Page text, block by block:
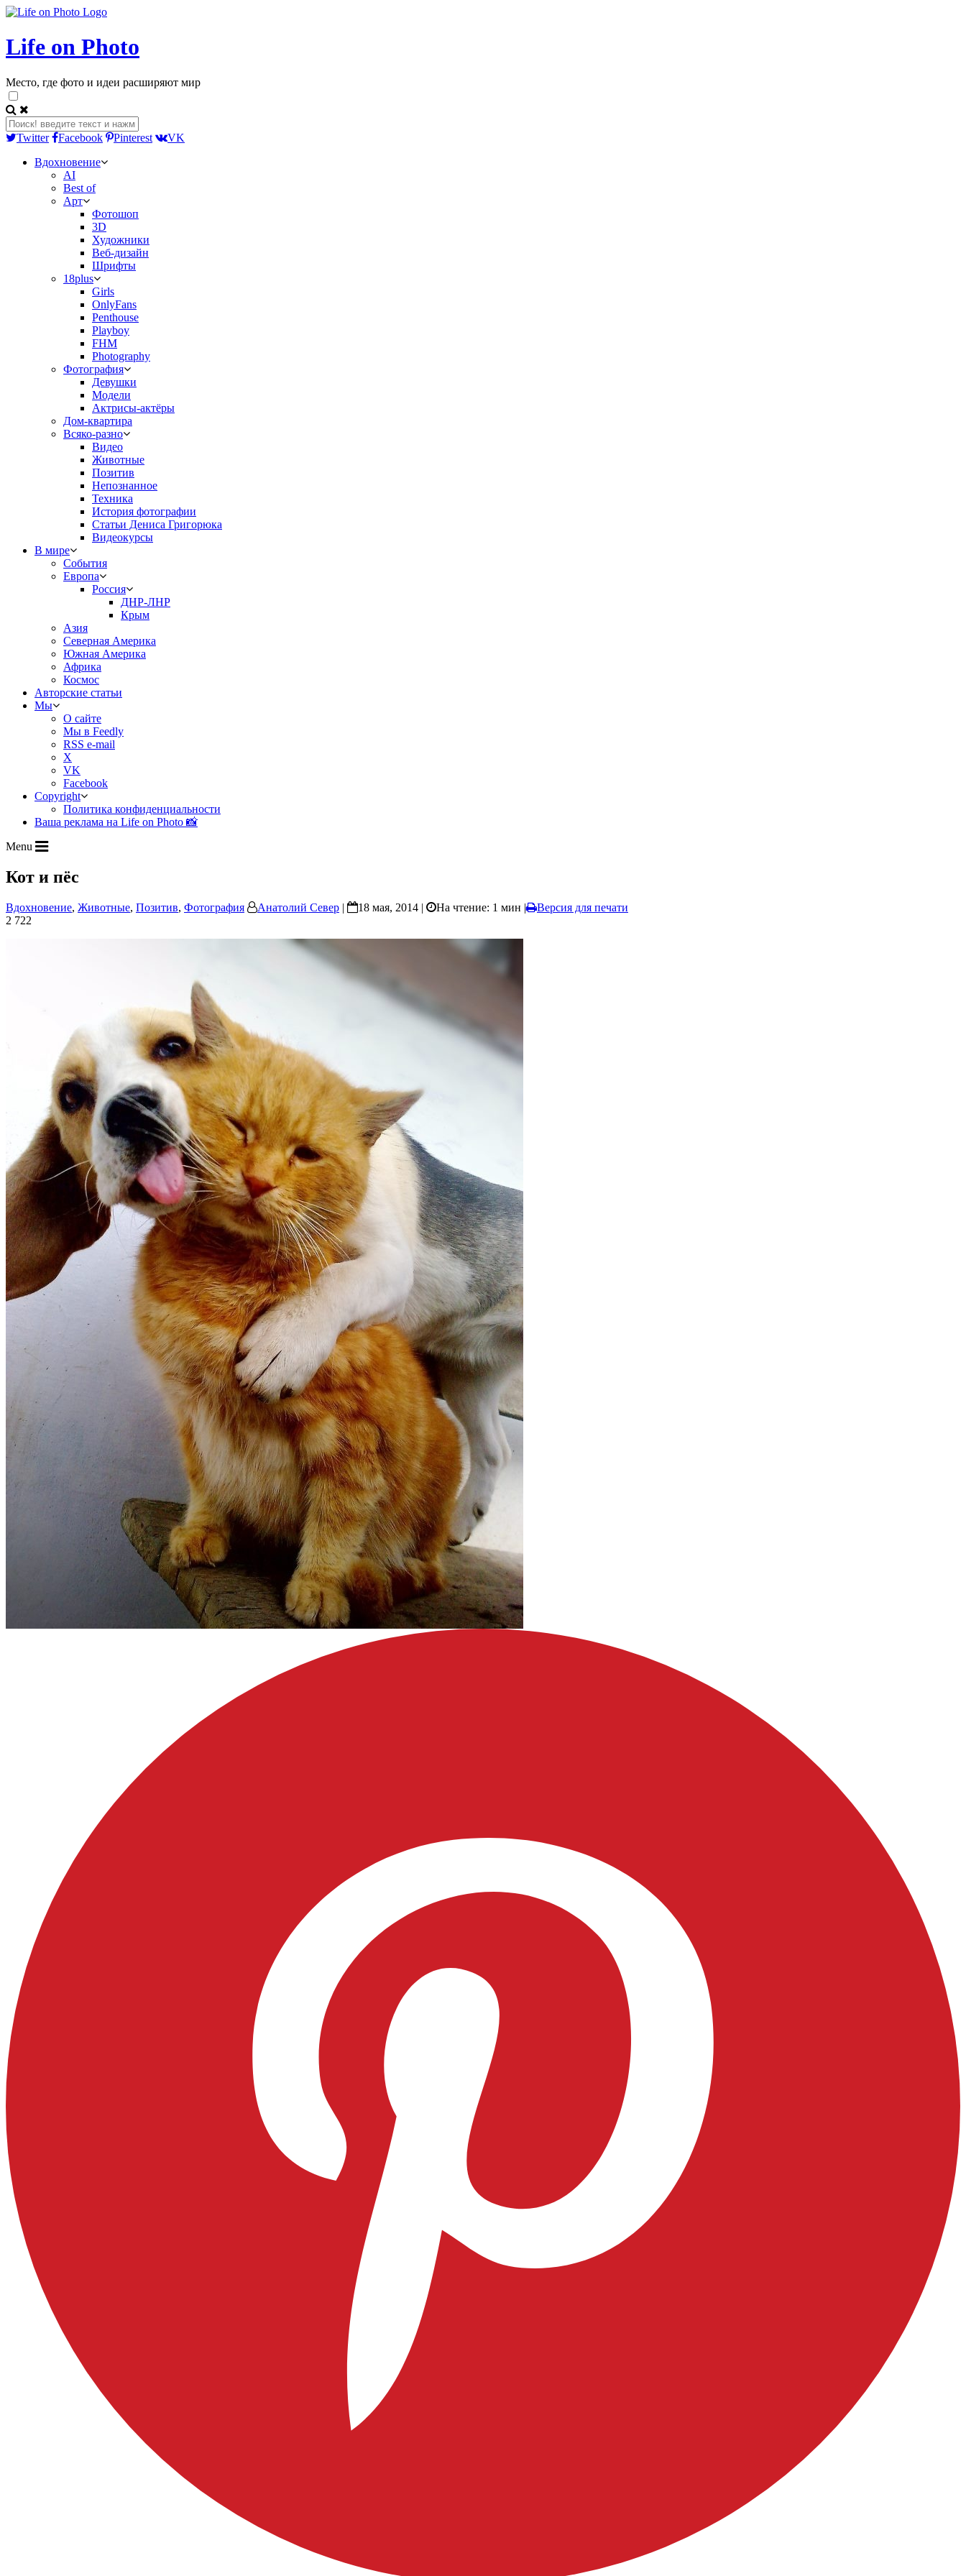
Life on Photo
Место, где фото и идеи расширяют мир
Twitter Facebook Pinterest
VK
Вдохновение
AI
Best of
Арт
Фотошоп
3D
Художники
Веб-дизайн
Шрифты
18plus
Girls
OnlyFans
Penthouse
Playboy
FHM
Photography
Фотография
Девушки
Модели
Актрисы-актёры
Дом-квартира
Всяко-разно
Видео
Животные
Позитив
Непознанное
Техника
История фотографии
Статьи Дениса Григорюка
Видеокурсы
В мире
События
Европа
Россия
ДНР-ЛНР
Крым
Азия
Северная Америка
Южная Америка
Африка
Космос
Авторские статьи
Мы
О сайте
Мы в Feedly
RSS e-mail
X
VK
Facebook
Copyright
Политика конфиденциальности
Ваша реклама на Life on Photo 📸
Menu
Кот и пёс
Вдохновение, Животные, Позитив, Фотография Анатолий Север | 18 мая, 2014 | На чтение: 1 мин |
Версия для печати
2 722